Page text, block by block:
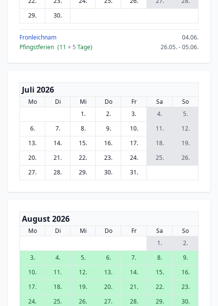
29.
30.
Fronleichnam
04.06.
Pfingstferien (11 + 5 Tage) 26.05. - 05.06.
Juli 2026
Mo Di Mi Do Fr Sa
So
1.
2. 3. 4.
5.
6.
7. 8. 9. 10. 11.
12.
13.
14. 15. 16. 17. 18.
19.
20.
21. 22. 23. 24. 25.
26.
27.
28. 29. 30. 31.
August 2026
Mo Di Mi Do Fr Sa
So
1.
2.
3.
4. 5. 6. 7. 8.
9.
10.
11. 12. 13. 14. 15.
16.
17.
18. 19. 20. 21. 22.
23.
24.
25. 26. 27. 28. 29.
30.